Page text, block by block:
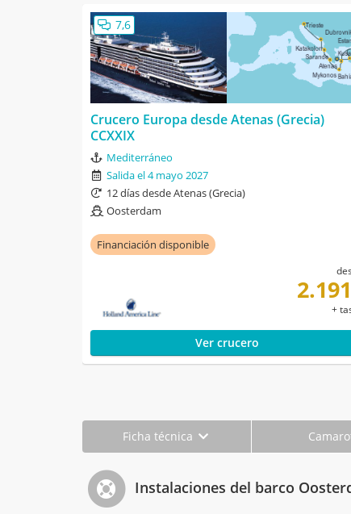
7,6
Crucero Europa desde Atenas (Grecia)
CCXXIX
Mediterráneo
Salida el 4 mayo 2027
12 días desde Atenas (Grecia)
Oosterdam
Financiación disponible
+
Ver crucero
Ficha técnica
Instalaciones del barco